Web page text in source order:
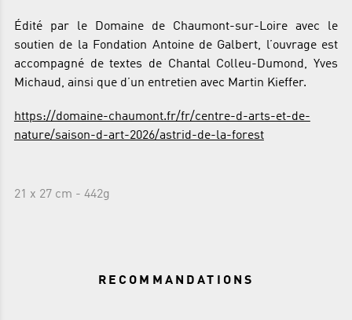
Édité par le Domaine de Chaumont-sur-Loire avec le
soutien de la Fondation Antoine de Galbert, l’ouvrage est
accompagné de textes de Chantal Colleu-Dumond, Yves
Michaud, ainsi que d’un entretien avec Martin Kieffer.
https://domaine-chaumont.fr/fr/centre-d-arts-et-de-
nature/saison-d-art-2026/astrid-de-la-forest
21 x 27 cm - 442g
RECOMMANDATIONS